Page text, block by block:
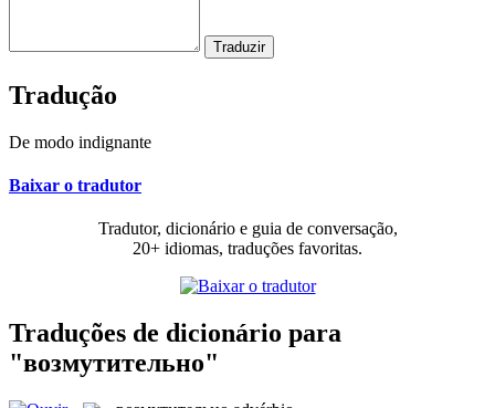
Tradução
De modo indignante
Baixar o tradutor
Tradutor, dicionário e guia de conversação,
20+ idiomas, traduções favoritas.
Traduções de dicionário para
"возмутительно"